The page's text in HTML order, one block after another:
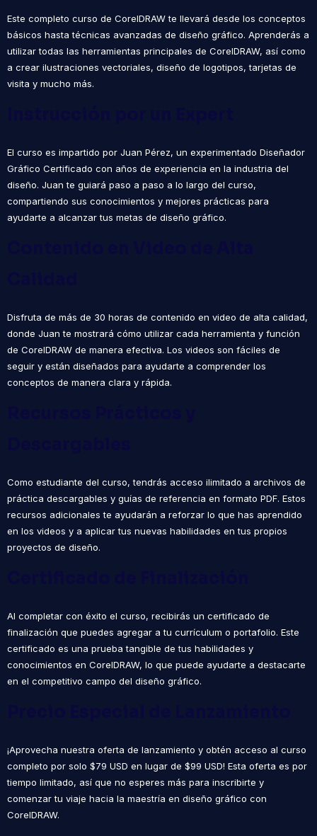
Este completo curso de CorelDRAW te llevará desde los conceptos
básicos hasta técnicas avanzadas de diseño gráfico. Aprenderás a
utilizar todas las herramientas principales de CorelDRAW, así como
a crear ilustraciones vectoriales, diseño de logotipos, tarjetas de
visita y mucho más.
El curso es impartido por Juan Pérez, un experimentado Diseñador
Gráfico Certificado con años de experiencia en la industria del
diseño. Juan te guiará paso a paso a lo largo del curso,
compartiendo sus conocimientos y mejores prácticas para
ayudarte a alcanzar tus metas de diseño gráfico.
Disfruta de más de 30 horas de contenido en video de alta calidad,
donde Juan te mostrará cómo utilizar cada herramienta y función
de CorelDRAW de manera efectiva. Los videos son fáciles de
seguir y están diseñados para ayudarte a comprender los
conceptos de manera clara y rápida.
Como estudiante del curso, tendrás acceso ilimitado a archivos de
práctica descargables y guías de referencia en formato PDF. Estos
recursos adicionales te ayudarán a reforzar lo que has aprendido
en los videos y a aplicar tus nuevas habilidades en tus propios
proyectos de diseño.
Al completar con éxito el curso, recibirás un certificado de
finalización que puedes agregar a tu currículum o portafolio. Este
certificado es una prueba tangible de tus habilidades y
conocimientos en CorelDRAW, lo que puede ayudarte a destacarte
en el competitivo campo del diseño gráfico.
¡Aprovecha nuestra oferta de lanzamiento y obtén acceso al curso
completo por solo $79 USD en lugar de $99 USD! Esta oferta es por
tiempo limitado, así que no esperes más para inscribirte y
comenzar tu viaje hacia la maestría en diseño gráfico con
CorelDRAW.